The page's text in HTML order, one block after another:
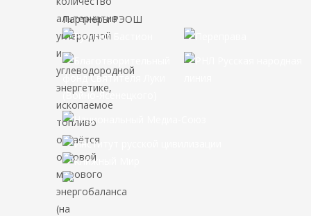
альтернатив
углеродной
и
углеводородной
энергетике,
ископаемое
топливо
остаётся
основой
мирового
энергобаланса
(на
Партнёры РЭОШ